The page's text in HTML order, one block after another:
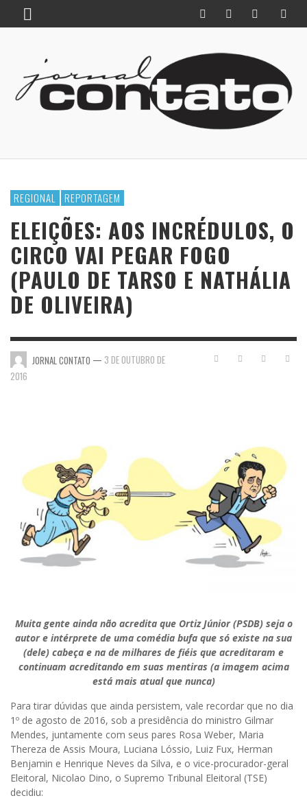
REGIONAL REPORTAGEM
ELEIÇÕES: AOS INCRÉDULOS, O
CIRCO VAI PEGAR FOGO
(PAULO DE TARSO E NATHÁLIA
DE OLIVEIRA)
JORNAL CONTATO — 3 DE OUTUBRO DE
2016
Muita gente ainda não acredita que Ortiz Júnior (PSDB) seja o
autor e intérprete de uma comédia bufa que só existe na sua
(dele) cabeça e na de milhares de fiéis que acreditaram e
continuam acreditando em suas mentiras (a imagem acima
está mais atual que nunca)
Para tirar dúvidas que ainda persistem, vale recordar que no dia
1º de agosto de 2016, sob a presidência do ministro Gilmar
Mendes, juntamente com seus pares Rosa Weber, Maria
Thereza de Assis Moura, Luciana Lóssio, Luiz Fux, Herman
Benjamin e Henrique Neves da Silva, e o vice-procurador-geral
Eleitoral, Nicolao Dino, o Supremo Tribunal Eleitoral (TSE)
decidiu: